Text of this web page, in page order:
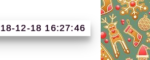
12-18 16:27:46